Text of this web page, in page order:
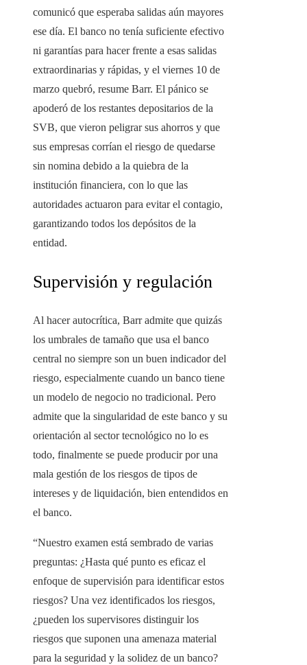
comunicó que esperaba salidas aún mayores
ese día. El banco no tenía suficiente efectivo
ni garantías para hacer frente a esas salidas
extraordinarias y rápidas, y el viernes 10 de
marzo quebró, resume Barr. El pánico se
apoderó de los restantes depositarios de la
SVB, que vieron peligrar sus ahorros y que
sus empresas corrían el riesgo de quedarse
sin nomina debido a la quiebra de la
institución financiera, con lo que las
autoridades actuaron para evitar el contagio,
garantizando todos los depósitos de la
entidad.
Supervisión y regulación
Al hacer autocrítica, Barr admite que quizás
los umbrales de tamaño que usa el banco
central no siempre son un buen indicador del
riesgo, especialmente cuando un banco tiene
un modelo de negocio no tradicional. Pero
admite que la singularidad de este banco y su
orientación al sector tecnológico no lo es
todo, finalmente se puede producir por una
mala gestión de los riesgos de tipos de
intereses y de liquidación, bien entendidos en
el banco.
“Nuestro examen está sembrado de varias
preguntas: ¿Hasta qué punto es eficaz el
enfoque de supervisión para identificar estos
riesgos? Una vez identificados los riesgos,
¿pueden los supervisores distinguir los
riesgos que suponen una amenaza material
para la seguridad y la solidez de un banco?